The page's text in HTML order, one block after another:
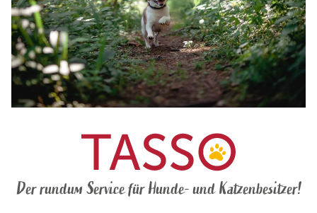
Der rundum Service für Hunde- und Katzenbesitzer!